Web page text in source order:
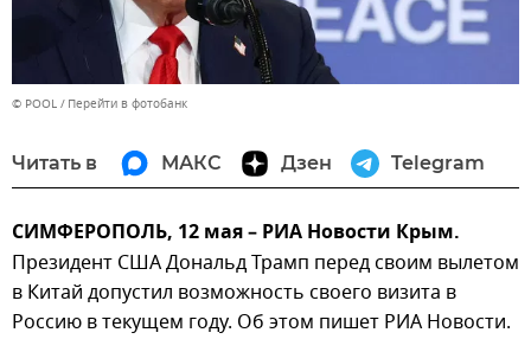
© POOL Перейти в фотобанк
Читать в МАКС Дзен Telegram
СИМФЕРОПОЛЬ, 12 мая – РИА Новости Крым.
Президент США Дональд Трамп перед своим вылетом
в Китай допустил возможность своего визита в
Россию в текущем году. Об этом пишет РИА Новости.